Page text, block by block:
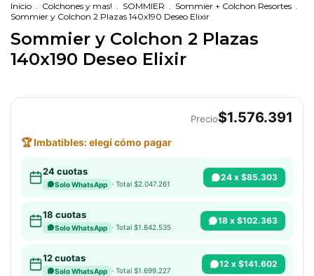
Inicio . Colchones y mas! . SOMMIER . Sommier + Colchon Resortes .
Sommier y Colchon 2 Plazas 140x190 Deseo Elixir
Sommier y Colchon 2 Plazas
140x190 Deseo Elixir
Precio$1.576.391
🏆 Imbatibles: elegí cómo pagar
24 cuotas
Solo WhatsApp · Total $2.047.261
24 x $85.303
18 cuotas
Solo WhatsApp · Total $1.842.535
18 x $102.363
12 cuotas
Solo WhatsApp · Total $1.699.227
12 x $141.602